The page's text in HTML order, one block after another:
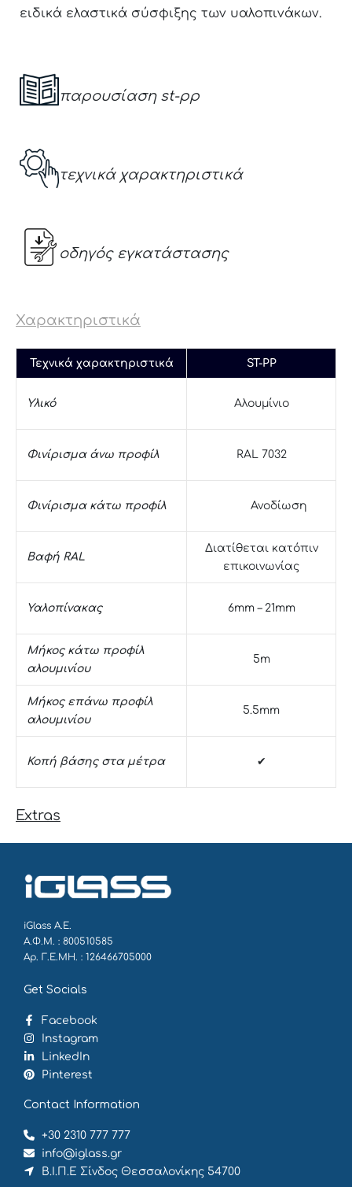
ειδικά ελαστικά σύσφιξης των υαλοπινάκων.
παρουσίαση st-pp
τεχνικά χαρακτηριστικά
οδηγός εγκατάστασης
Χαρακτηριστικά
Τεχνικά χαρακτηριστικά ST-PP
Υλικό Αλουμίνιο
Φινίρισμα άνω προφίλ RAL 7032
Φινίρισμα κάτω προφίλ Ανοδίωση
Βαφή RAL
Διατίθεται κατόπιν
επικοινωνίας
Υαλοπίνακας 6mm – 21mm
Μήκος κάτω προφίλ
αλουμινίου
5m
Μήκος επάνω προφίλ
αλουμινίου
5.5mm
Κοπή βάσης στα μέτρα ✔
Extras
iGlass Α.Ε.
Α.Φ.Μ. : 800510585
Αρ. Γ.Ε.ΜΗ. : 126466705000
Get Socials
Facebook
Instagram
LinkedIn
Pinterest
Contact Information
+30 2310 777 777
info@iglass.gr
Β.Ι.Π.Ε Σίνδος Θεσσαλονίκης 54700